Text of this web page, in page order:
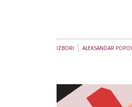
IZBORI | ALEKSANDAR